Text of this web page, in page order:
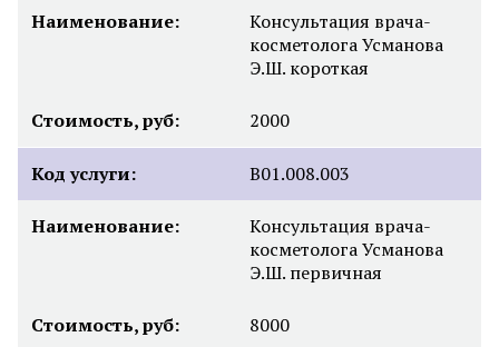
Наименование:
Консультация врача-
косметолога Усманова
Э.Ш. короткая
Стоимость, руб: 2000
Код услуги: B01.008.003
Наименование:
Консультация врача-
косметолога Усманова
Э.Ш. первичная
Стоимость, руб: 8000